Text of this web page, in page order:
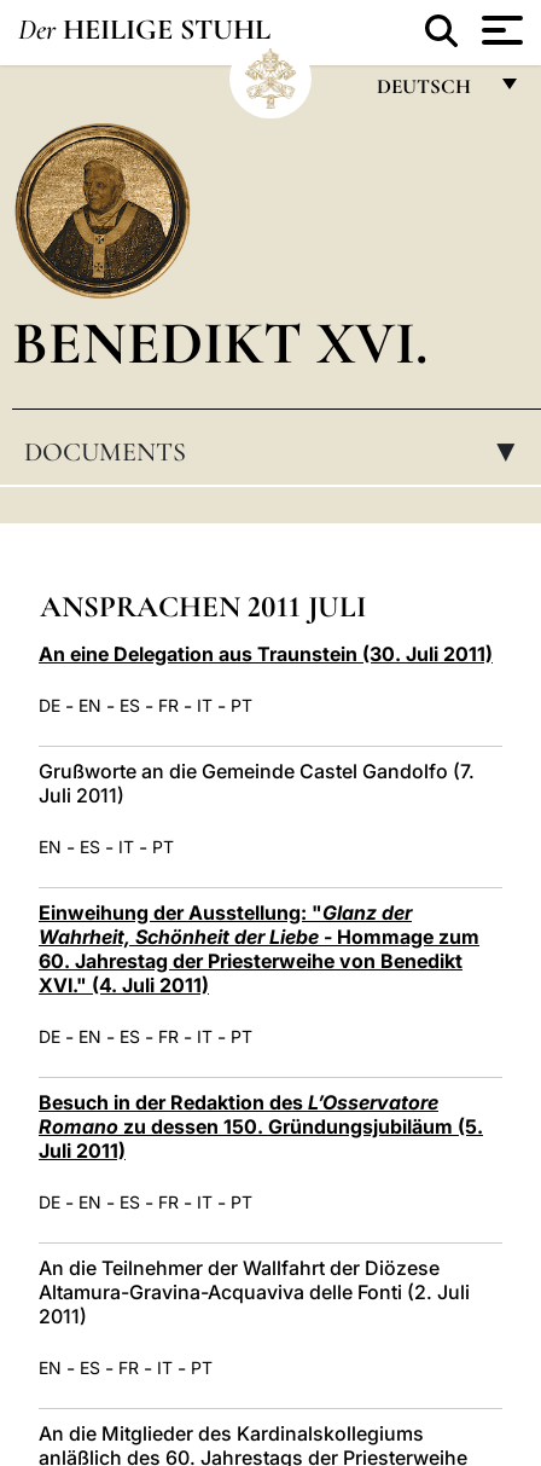
Der HEILIGE STUHL
DEUTSCH
ESPAÑOL
DEUTSCH
POLSKI
BENEDIKT XVI.
DOCUMENTS ▸
ANSPRACHEN 2011 JULI
An eine Delegation aus Traunstein (30. Juli 2011)
DE - EN - ES - FR - IT - PT
Grußworte an die Gemeinde Castel Gandolfo (7.
Juli 2011)
EN - ES - IT - PT
Einweihung der Ausstellung: "Glanz der
Wahrheit, Schönheit der Liebe - Hommage zum
60. Jahrestag der Priesterweihe von Benedikt
XVI." (4. Juli 2011)
DE - EN - ES - FR - IT - PT
Besuch in der Redaktion des L’Osservatore
Romano zu dessen 150. Gründungsjubiläum (5.
Juli 2011)
DE - EN - ES - FR - IT - PT
An die Teilnehmer der Wallfahrt der Diözese
Altamura-Gravina-Acquaviva delle Fonti (2. Juli
2011)
EN - ES - FR - IT - PT
An die Mitglieder des Kardinalskollegiums
anläßlich des 60. Jahrestags der Priesterweihe